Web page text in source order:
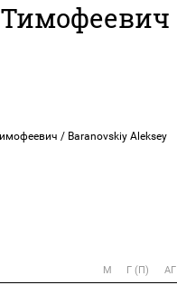
/ Baranovskiy Aleksey
М Г (П) АГ